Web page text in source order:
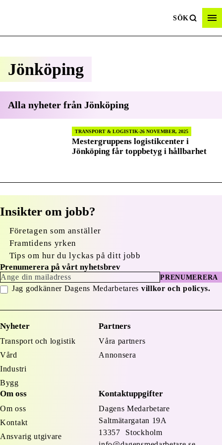
SÖK
Jönköping
Alla nyheter från Jönköping
TRANSPORT & LOGISTIK 26 NOVEMBER, 2025
Mestergruppens logistikcenter i
Jönköping får toppbetyg i hållbarhet
Insikter om jobb?
Företagen som anställer
Framtidens yrken
Tips om hur du lyckas på ditt jobb
Prenumerera på vårt nyhetsbrev
PRENUMERERA
Jag godkänner Dagens Medarbetares villkor och policys.
Nyheter
Transport och logistik
Vård
Industri
Bygg
Partners
Våra partners
Annonsera
Om oss
Om oss
Kontakt
Ansvarig utgivare
Kontaktuppgifter
Dagens Medarbetare
Saltmätargatan 19A
13357 Stockholm